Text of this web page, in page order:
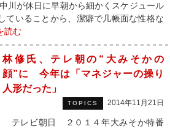
が休日に早朝から細かくスケジュール
ていることから、潔癖で几帳面な性格な
読む
林修氏、テレ朝の“大みそかの
顔”に 今年は「マネジャーの操り
人形だった」
TOPICS 2014年11月21日
テレビ朝日 ２０１４年大みそか特番